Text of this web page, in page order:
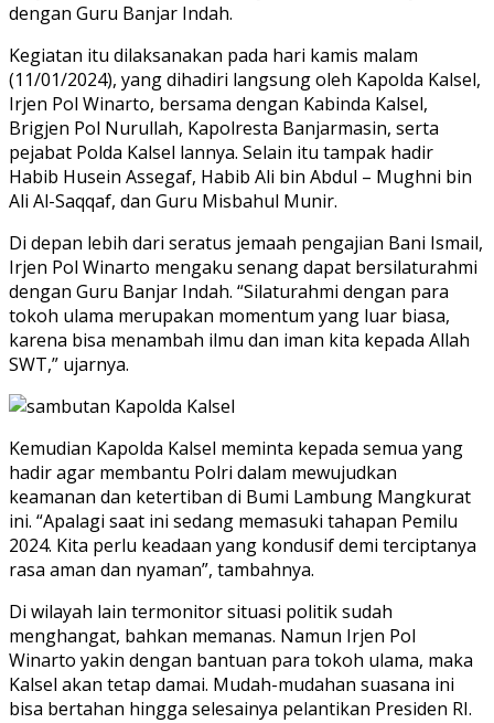
dengan Guru Banjar Indah.
Kegiatan itu dilaksanakan pada hari kamis malam
(11/01/2024), yang dihadiri langsung oleh Kapolda Kalsel,
Irjen Pol Winarto, bersama dengan Kabinda Kalsel,
Brigjen Pol Nurullah, Kapolresta Banjarmasin, serta
pejabat Polda Kalsel lannya. Selain itu tampak hadir
Habib Husein Assegaf, Habib Ali bin Abdul – Mughni bin
Ali Al-Saqqaf, dan Guru Misbahul Munir.
Di depan lebih dari seratus jemaah pengajian Bani Ismail,
Irjen Pol Winarto mengaku senang dapat bersilaturahmi
dengan Guru Banjar Indah. “Silaturahmi dengan para
tokoh ulama merupakan momentum yang luar biasa,
karena bisa menambah ilmu dan iman kita kepada Allah
SWT,” ujarnya.
Kemudian Kapolda Kalsel meminta kepada semua yang
hadir agar membantu Polri dalam mewujudkan
keamanan dan ketertiban di Bumi Lambung Mangkurat
ini. “Apalagi saat ini sedang memasuki tahapan Pemilu
2024. Kita perlu keadaan yang kondusif demi terciptanya
rasa aman dan nyaman”, tambahnya.
Di wilayah lain termonitor situasi politik sudah
menghangat, bahkan memanas. Namun Irjen Pol
Winarto yakin dengan bantuan para tokoh ulama, maka
Kalsel akan tetap damai. Mudah-mudahan suasana ini
bisa bertahan hingga selesainya pelantikan Presiden RI.